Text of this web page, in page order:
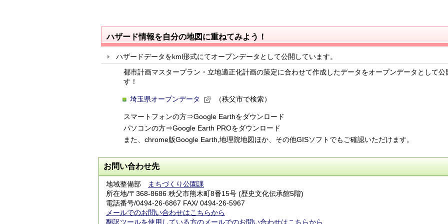
ハザード情報を自分の地図に重ねてみよう！
ハザードデータをkml形式にてオープンデータとして公開しています。
都市計画マスタープラン・立地適正化計画の策定に合わせて作成したデータをオープンデータとして公
す！
埼玉県オープンデータ （秩父市で検索）
スマートフォンの方⇒Google Earthをダウンロード
パソコンの方⇒Google Earth PROをダウンロード
また、chrome版Google Earth,地理院地図ほか、その他GISソフトでもご確認いただけます。
お問い合わせ先
地域整備部
まちづくり公園課
所在地/〒368-8686 秩父市熊木町8番15号 (歴史文化伝承館5階)
電話番号/0494-26-6867 FAX/ 0494-26-5967
メールでのお問い合わせはこちらから
翻訳ツールを使用している方のメールでのお問い合わせはこちらから